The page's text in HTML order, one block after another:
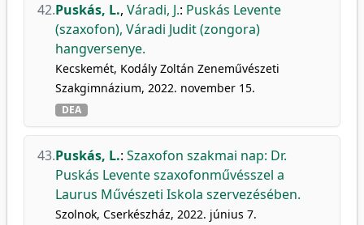
42.Puskás, L., Váradi, J.: Puskás Levente
(szaxofon), Váradi Judit (zongora)
hangversenye.
Kecskemét, Kodály Zoltán Zeneművészeti
Szakgimnázium, 2022. november 15.
DEA
43.Puskás, L.: Szaxofon szakmai nap: Dr.
Puskás Levente szaxofonművésszel a
Laurus Művészeti Iskola szervezésében.
Szolnok, Cserkészház, 2022. június 7.